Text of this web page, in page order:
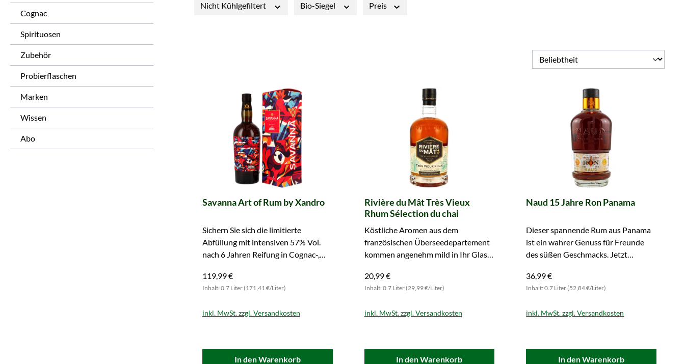
Cognac
Spirituosen
Zubehör
Probierflaschen
Marken
Wissen
Abo
Nicht Kühlgefiltert Bio-Siegel Preis
Savanna Art of Rum by Xandro
Sichern Sie sich die limitierte
Abfüllung mit intensiven 57% Vol.
nach 6 Jahren Reifung in Cognac-,
119,99 €
Inhalt: 0.7 Liter (171,41 €/Liter)
inkl. MwSt. zzgl. Versandkosten
In den Warenkorb
Rivière du Mât Très Vieux
Rhum Sélection du chai
Köstliche Aromen aus dem
französischen Überseedepartement
kommen angenehm mild in Ihr Glas.
20,99 €
Inhalt: 0.7 Liter (29,99 €/Liter)
inkl. MwSt. zzgl. Versandkosten
In den Warenkorb
Naud 15 Jahre Ron Panama
Dieser spannende Rum aus Panama
ist ein wahrer Genuss für Freunde
des süßen Geschmacks. Jetzt
36,99 €
Inhalt: 0.7 Liter (52,84 €/Liter)
inkl. MwSt. zzgl. Versandkosten
In den Warenkorb